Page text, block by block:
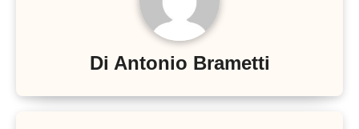
Di Antonio Brametti